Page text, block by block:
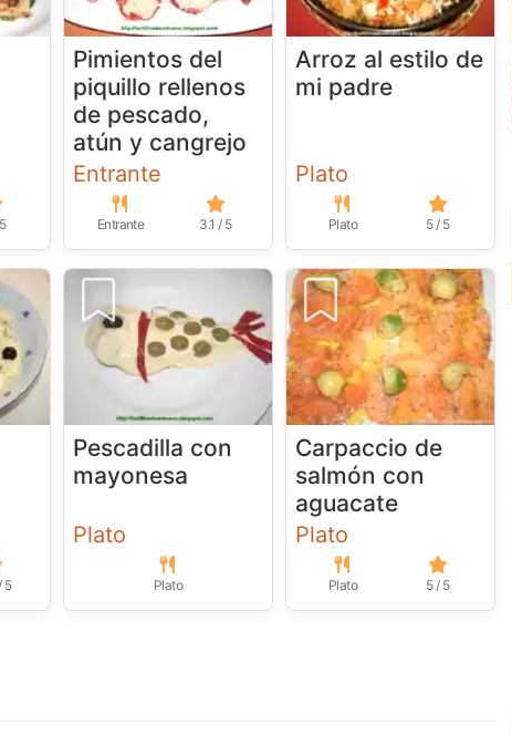
Pimientos del
piquillo rellenos
de pescado,
atún y cangrejo
Entrante
Entrante 3.1 / 5
Arroz al estilo de
mi padre
Plato
Plato 5 / 5
5
Pescadilla con
mayonesa
Plato
Plato
Carpaccio de
salmón con
aguacate
Plato
Plato 5 / 5